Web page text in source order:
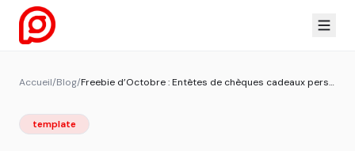
Accueil/Blog/ Freebie d’Octobre : Entêtes de chèques cadeaux personnalisables !
template